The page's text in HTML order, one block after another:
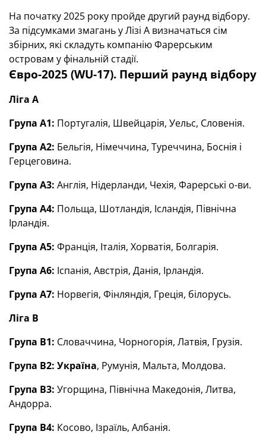
На початку 2025 року пройде другий раунд відбору.
За підсумками змагань у Лізі А визначаться сім
збірних, які складуть компанію Фарерським
островам у фінальній стадії.
Євро-2025 (WU-17). Перший раунд відбору
Ліга А
Група А1: Португалія, Швейцарія, Уельс, Словенія.
Група А2: Бельгія, Німеччина, Туреччина, Боснія і
Герцеговина.
Група А3: Англія, Нідерланди, Чехія, Фарерські о-ви.
Група А4: Польща, Шотландія, Ісландія, Північна
Ірландія.
Група А5: Франція, Італія, Хорватія, Болгарія.
Група А6: Іспанія, Австрія, Данія, Ірландія.
Група А7: Норвегія, Фінляндія, Греція, білорусь.
Ліга В
Група В1: Словаччина, Чорногорія, Латвія, Грузія.
Група В2: Україна, Румунія, Мальта, Молдова.
Група В3: Угорщина, Північна Македонія, Литва,
Андорра.
Група В4: Косово, Ізраїль, Албанія.